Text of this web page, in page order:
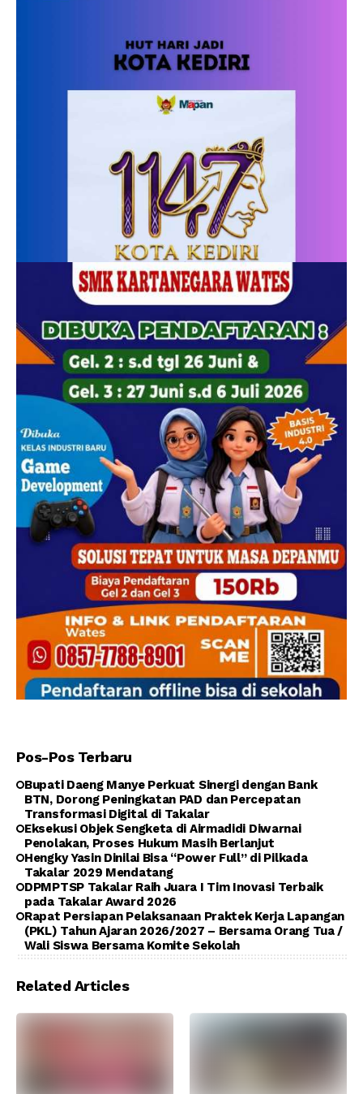
Pos-Pos Terbaru
Bupati Daeng Manye Perkuat Sinergi dengan Bank
BTN, Dorong Peningkatan PAD dan Percepatan
Transformasi Digital di Takalar
Eksekusi Objek Sengketa di Airmadidi Diwarnai
Penolakan, Proses Hukum Masih Berlanjut
Hengky Yasin Dinilai Bisa “Power Full” di Pilkada
Takalar 2029 Mendatang
DPMPTSP Takalar Raih Juara I Tim Inovasi Terbaik
pada Takalar Award 2026
Rapat Persiapan Pelaksanaan Praktek Kerja Lapangan
(PKL) Tahun Ajaran 2026/2027 – Bersama Orang Tua /
Wali Siswa Bersama Komite Sekolah
Related Articles